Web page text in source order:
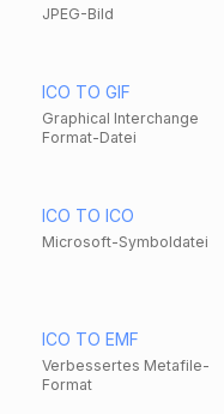
JPEG-Bild
ICO TO GIF
Graphical Interchange
Format-Datei
ICO TO ICO
Microsoft-Symboldatei
ICO TO EMF
Verbessertes Metafile-
Format